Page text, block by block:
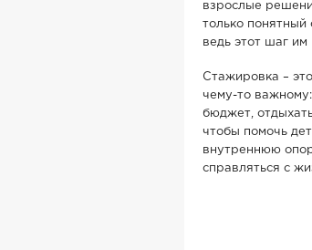
взрослые
только понятный
ведь этот шаг им
Стажировка –
чему-то
бюджет,
чтобы помочь
внутреннюю
справляться с